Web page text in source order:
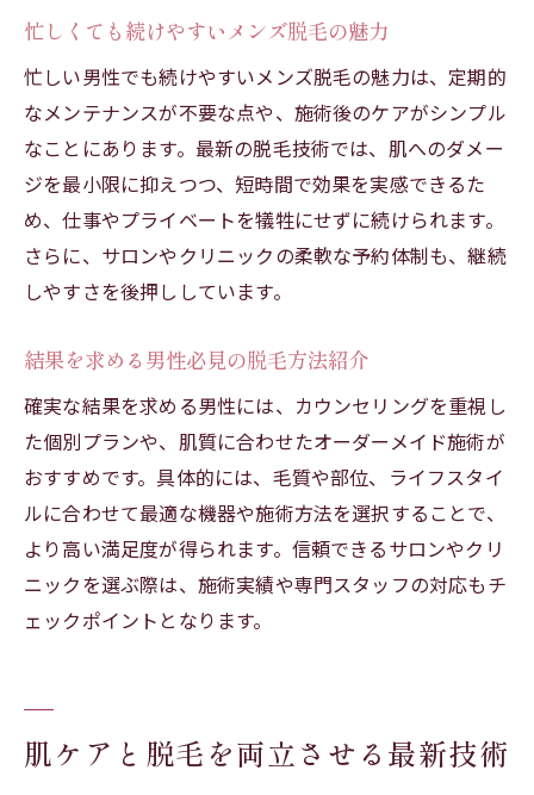
忙しくても続けやすいメンズ脱毛の魅力
忙しい男性でも続けやすいメンズ脱毛の魅力は、定期的
なメンテナンスが不要な点や、施術後のケアがシンプル
なことにあります。最新の脱毛技術では、肌へのダメー
ジを最小限に抑えつつ、短時間で効果を実感できるた
め、仕事やプライベートを犠牲にせずに続けられます。
さらに、サロンやクリニックの柔軟な予約体制も、継続
しやすさを後押ししています。
結果を求める男性必見の脱毛方法紹介
確実な結果を求める男性には、カウンセリングを重視し
た個別プランや、肌質に合わせたオーダーメイド施術が
おすすめです。具体的には、毛質や部位、ライフスタイ
ルに合わせて最適な機器や施術方法を選択することで、
より高い満足度が得られます。信頼できるサロンやクリ
ニックを選ぶ際は、施術実績や専門スタッフの対応もチ
ェックポイントとなります。
肌ケアと脱毛を両立させる最新技術